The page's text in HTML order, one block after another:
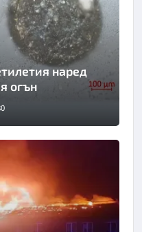
наред
огън